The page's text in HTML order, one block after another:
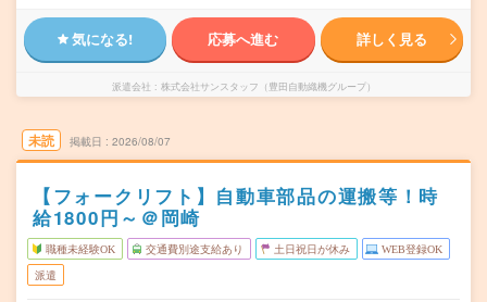
気になる! 応募へ進む 詳しく見る
派遣会社 株式会社サンスタッフ（豊田自動織機グループ）
未読 掲載日 2026/08/07
【フォークリフト】自動車部品の運搬等！時
給1800円～＠岡崎
職種未経験OK 交通費別途支給あり 土日祝日が休み WEB登録OK
派遣